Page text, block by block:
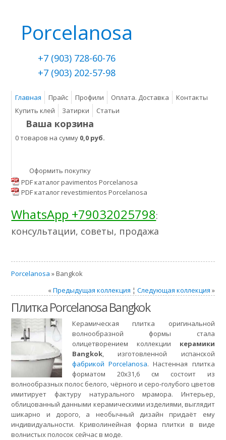
Porcelanosa
+7 (903) 728-60-76
+7 (903) 202-57-98
Главная Прайс Профили Оплата. Доставка
Контакты
Купить клей
Затирки Статьи
Ваша корзина
0 товаров на сумму 0,0 руб.
Оформить покупку
PDF каталог pavimentos Porcelanosa
PDF каталог revestimientos Porcelanosa
WhatsApp +79032025798:
консультации, советы, продажа
Porcelanosa » Bangkok
«Предыдущая коллекция ¦ Следующая коллекция »
Плитка Porcelanosa Bangkok
Керамическая плитка оригинальной
волнообразной формы стала
олицетворением коллекции керамики
Bangkok, изготовленной испанской
фабрикой Porcelanosa. Настенная плитка
форматом 20х31,6 см состоит из
волнообразных полос белого, чёрного и серо-голубого цветов
имитирует фактуру натурального мрамора. Интерьер,
облицованный данными керамическими изделиями, выглядит
шикарно и дорого, а необычный дизайн придаёт ему
индивидуальности. Криволинейная форма плитки в виде
волнистых полосок сейчас в моде.